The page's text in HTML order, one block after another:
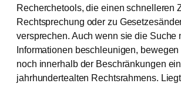
Recherchetools, die einen schnelleren
Rechtsprechung oder zu
versprechen. Auch wenn sie die Suche
Informationen beschleunigen,
noch innerhalb der Beschränkungen
jahrhundertealten Rechtsrahmens.